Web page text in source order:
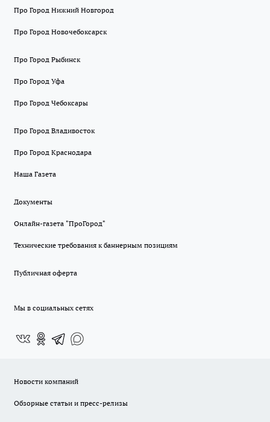
Про Город Нижний Новгород
Про Город Новочебоксарск
Про Город Рыбинск
Про Город Уфа
Про Город Чебоксары
Про Город Владивосток
Про Город Краснодара
Наша Газета
Документы
Онлайн-газета "ПроГород"
Технические требования к баннерным позициям
Публичная оферта
Мы в социальных сетях
Новости компаний
Обзорные статьи и пресс-релизы